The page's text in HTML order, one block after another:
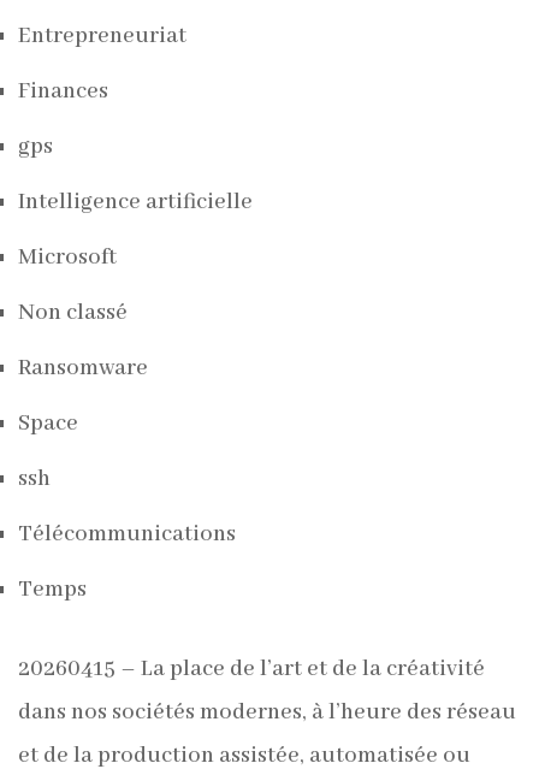
Entrepreneuriat
Finances
gps
Intelligence artificielle
Microsoft
Non classé
Ransomware
Space
ssh
Télécommunications
Temps
20260415 – La place de l’art et de la créativité
dans nos sociétés modernes, à l’heure des réseau
et de la production assistée, automatisée ou